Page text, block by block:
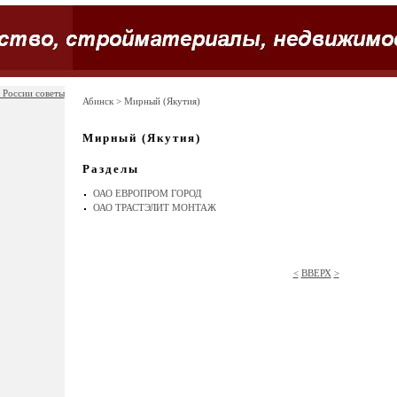
советы
Абинск> Мирный (Якутия)
Мирный (Якутия)
Разделы
ОАО ЕВРОПРОМ ГОРОД
ОАО ТРАСТЭЛИТ МОНТАЖ
< ВВЕРХ >